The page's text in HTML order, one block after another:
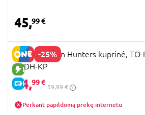
45,99 €
-25%
NAUJA PREKĖ
E-KAINA
K-POP Demon Hunters kuprinė, TO-
KPDH-KP
44,99 €
59,99 €
Perkant papildomą prekę internetu